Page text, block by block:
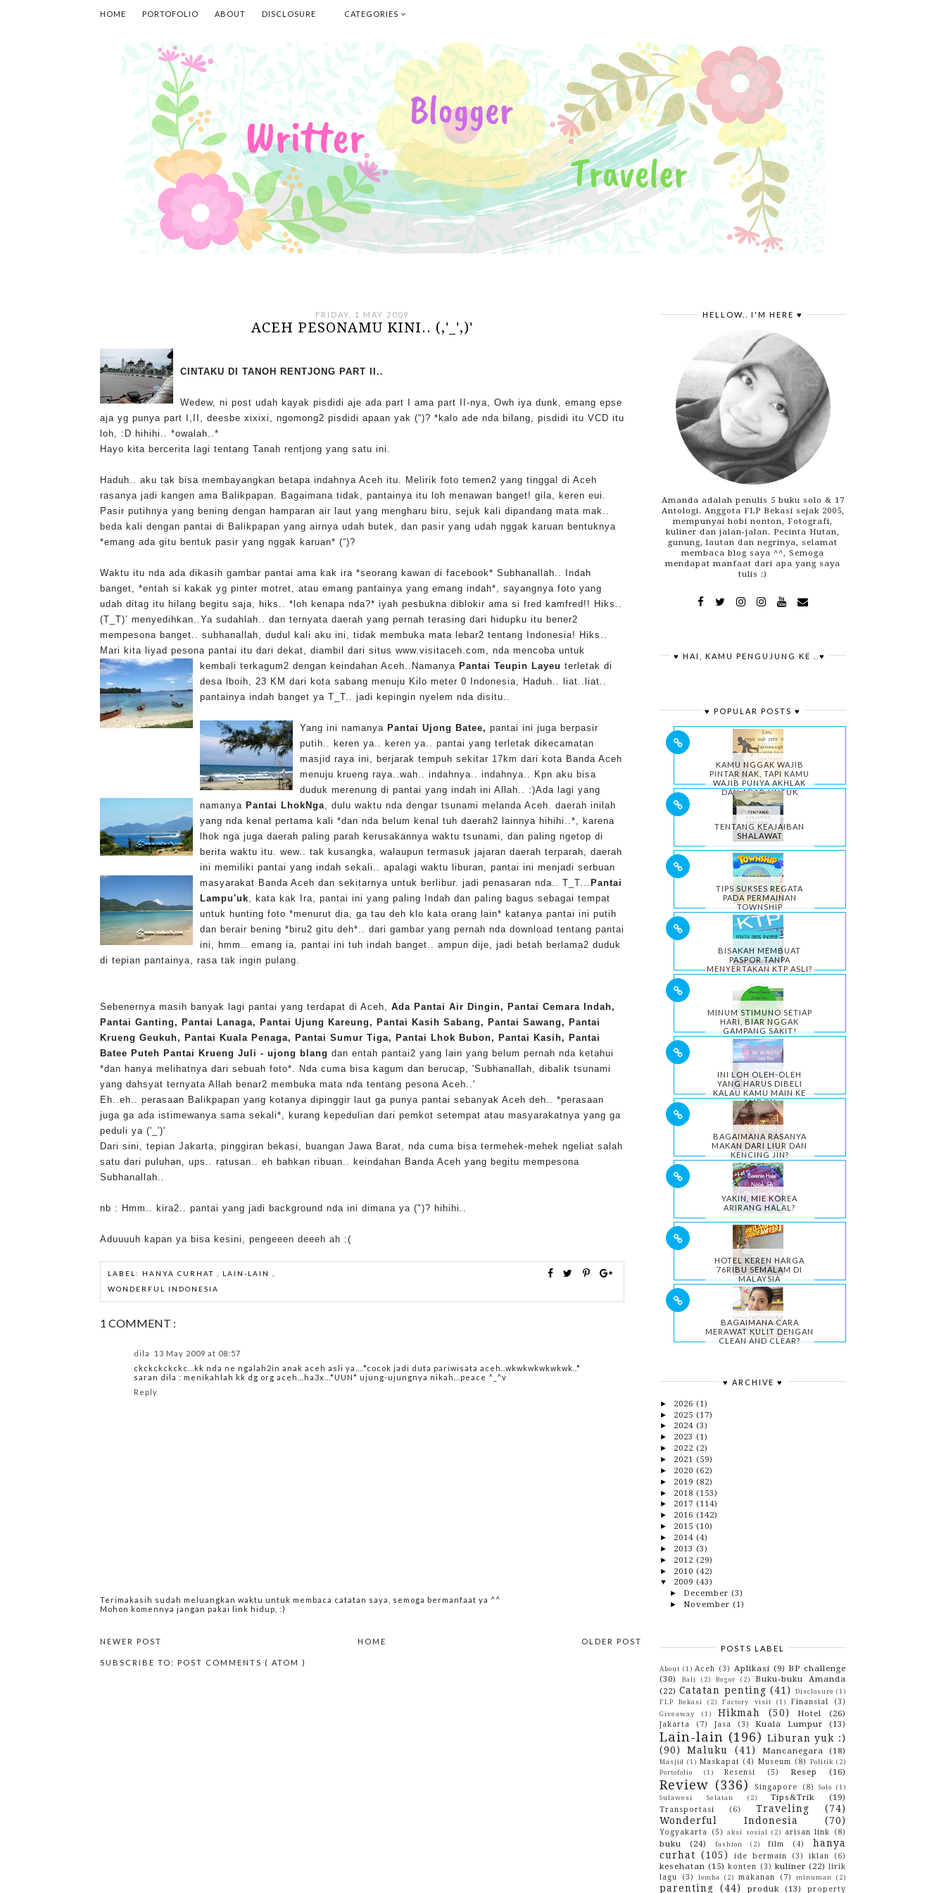
HOME PORTOFOLIO ABOUT DISCLOSURE CATEGORIES
FRIDAY, 1 MAY 2009
ACEH PESONAMU KINI.. (,'_',)'
CINTAKU DI TANOH RENTJONG PART II..
Wedew, ni post udah kayak pisdidi aje ada part I ama part II-nya, Owh iya dunk, emang epse
aja yg punya part I,II, deesbe xixixi, ngomong2 pisdidi apaan yak (“)? *kalo ade nda bilang, pisdidi itu VCD itu
loh, :D hihihi.. *owalah..*
Hayo kita bercerita lagi tentang Tanah rentjong yang satu ini.
Haduh.. aku tak bisa membayangkan betapa indahnya Aceh itu. Melirik foto temen2 yang tinggal di Aceh
rasanya jadi kangen ama Balikpapan. Bagaimana tidak, pantainya itu loh menawan banget! gila, keren eui.
Pasir putihnya yang bening dengan hamparan air laut yang mengharu biru, sejuk kali dipandang mata mak..
beda kali dengan pantai di Balikpapan yang airnya udah butek, dan pasir yang udah nggak karuan bentuknya
*emang ada gitu bentuk pasir yang nggak karuan* (“)?
Waktu itu nda ada dikasih gambar pantai ama kak ira *seorang kawan di facebook* Subhanallah.. Indah
banget, *entah si kakak yg pinter motret, atau emang pantainya yang emang indah*, sayangnya foto yang
udah ditag itu hilang begitu saja, hiks.. *loh kenapa nda?* iyah pesbukna diblokir ama si fred kamfred!! Hiks..
(T_T)’ menyedihkan..Ya sudahlah.. dan ternyata daerah yang pernah terasing dari hidupku itu bener2
mempesona banget.. subhanallah, dudul kali aku ini, tidak membuka mata lebar2 tentang Indonesia! Hiks..
Mari kita liyad pesona pantai itu dari dekat, diambil dari situs www.visitaceh.com, nda mencoba untuk
kembali terkagum2 dengan keindahan Aceh.. Namanya Pantai Teupin Layeu terletak di
desa lboih, 23 KM dari kota sabang menuju Kilo meter 0 Indonesia, Haduh.. liat..liat..
pantainya indah banget ya T_T.. jadi kepingin nyelem nda disitu..
Yang ini namanya Pantai Ujong Batee, pantai ini juga berpasir
putih.. keren ya.. keren ya.. pantai yang terletak dikecamatan
masjid raya ini, berjarak tempuh sekitar 17km dari kota Banda Aceh
menuju krueng raya..wah.. indahnya.. indahnya.. Kpn aku bisa
duduk merenung di pantai yang indah ini Allah.. :)Ada lagi yang
namanya Pantai LhokNga , dulu waktu nda dengar tsunami melanda Aceh. daerah inilah
yang nda kenal pertama kali *dan nda belum kenal tuh daerah2 lainnya hihihi..*, karena
lhok nga juga daerah paling parah kerusakannya waktu tsunami, dan paling ngetop di
berita waktu itu. wew.. tak kusangka, walaupun termasuk jajaran daerah terparah, daerah
ini memiliki pantai yang indah sekali.. apalagi waktu liburan, pantai ini menjadi serbuan
masyarakat Banda Aceh dan sekitarnya untuk berlibur. jadi penasaran nda.. T_T... Pantai
Lampu'uk , kata kak Ira, pantai ini yang paling Indah dan paling bagus sebagai tempat
untuk hunting foto *menurut dia, ga tau deh klo kata orang lain* katanya pantai ini putih
dan berair bening *biru2 gitu deh*.. dari gambar yang pernah nda download tentang pantai
ini, hmm.. emang ia, pantai ini tuh indah banget.. ampun dije, jadi betah berlama2 duduk
di tepian pantainya, rasa tak ingin pulang.
Sebenernya masih banyak lagi pantai yang terdapat di Aceh, Ada Pantai Air Dingin, Pantai Cemara Indah,
Pantai Ganting, Pantai Lanaga, Pantai Ujung Kareung, Pantai Kasih Sabang, Pantai Sawang, Pantai
Krueng Geukuh, Pantai Kuala Penaga, Pantai Sumur Tiga, Pantai Lhok Bubon, Pantai Kasih, Pantai
Batee Puteh Pantai Krueng Juli - ujong blang dan entah pantai2 yang lain yang belum pernah nda ketahui
*dan hanya melihatnya dari sebuah foto*. Nda cuma bisa kagum dan berucap, 'Subhanallah, dibalik tsunami
yang dahsyat ternyata Allah benar2 membuka mata nda tentang pesona Aceh..'
Eh..eh.. perasaan Balikpapan yang kotanya dipinggir laut ga punya pantai sebanyak Aceh deh.. *perasaan
juga ga ada istimewanya sama sekali*, kurang kepedulian dari pemkot setempat atau masyarakatnya yang ga
peduli ya ('_')'
Dari sini, tepian Jakarta, pinggiran bekasi, buangan Jawa Barat, nda cuma bisa termehek-mehek ngeliat salah
satu dari puluhan, ups.. ratusan.. eh bahkan ribuan.. keindahan Banda Aceh yang begitu mempesona
Subhanallah..
nb : Hmm.. kira2.. pantai yang jadi background nda ini dimana ya (")? hihihi..
Aduuuuh kapan ya bisa kesini, pengeeen deeeh ah :(
LABEL: HANYA CURHAT LAIN-LAIN
WONDERFUL INDONESIA
1 COMMENT :
dila
13 May 2009 at 08:57
ckckckckckc...kk nda ne ngalah2in anak aceh asli ya....*cocok jadi duta pariwisata aceh..wkwkwkwkwkwk..*
saran dila : menikahlah kk dg org aceh...ha3x...*UUN* ujung-ujungnya nikah...peace ^_^v
Reply
Terimakasih sudah meluangkan waktu untuk membaca catatan saya, semoga bermanfaat ya ^^
Mohon komennya jangan pakai link hidup, :)
NEWER POST OLDER POST
HOME
SUBSCRIBE TO: POST COMMENTS ( ATOM )
HELLOW.. I'M HERE ♥
Amanda adalah penulis 5 buku solo & 17
Antologi. Anggota FLP Bekasi sejak 2005,
mempunyai hobi nonton, Fotografi,
kuliner dan jalan-jalan. Pecinta Hutan,
gunung, lautan dan negrinya, selamat
membaca blog saya ^^, Semoga
mendapat manfaat dari apa yang saya
tulis :)
♥ HAI, KAMU PENGUJUNG KE ..♥
♥ POPULAR POSTS ♥
KAMU NGGAK WAJIB
PINTAR NAK, TAPI KAMU
WAJIB PUNYA AKHLAK
DAN ADAB UNTUK
HIDUPMU.
TENTANG KEAJAIBAN
SHALAWAT
TIPS SUKSES REGATA
PADA PERMAINAN
TOWNSHIP
BISAKAH MEMBUAT
PASPOR TANPA
MENYERTAKAN KTP ASLI?
MINUM STIMUNO SETIAP
HARI, BIAR NGGAK
GAMPANG SAKIT!
INI LOH OLEH-OLEH
YANG HARUS DIBELI
KALAU KAMU MAIN KE
AMBON
BAGAIMANA RASANYA
MAKAN DARI LIUR DAN
KENCING JIN?
YAKIN, MIE KOREA
ARIRANG HALAL?
HOTEL KEREN HARGA
76RIBU SEMALAM DI
MALAYSIA
BAGAIMANA CARA
MERAWAT KULIT DENGAN
CLEAN AND CLEAR?
♥ ARCHIVE ♥
► 2026 (1)
► 2025 (17)
► 2024 (3)
► 2023 (1)
► 2022 (2)
► 2021 (59)
► 2020 (62)
► 2019 (82)
► 2018 (153)
► 2017 (114)
► 2016 (142)
► 2015 (10)
► 2014 (4)
► 2013 (3)
► 2012 (29)
► 2010 (42)
▼ 2009 (43)
► December (3)
► November (1)
▼May(20)
Dunia ni gilak sudah!!
Pesbuk haram?? wew.. sumpe lw.. :p
Yang tak lekang oleh waktu..
Fotoku keyen tekayi.. \:D/ *norak*
Kenapa Amerika perlu mikir 2x
untuk menyerang Indo...
Rahasia Kecerdasan Orang Yahudi
Hah?? Award!! oh My god... wew...
^_^
PENEMUAN TERBARU MENGENAI
KANKER HATI
Cinta Allah Kepada Hamba-Nya
Allah S.W.T. Bersama Hamba Yang
Mengingat Dan Meny...
Remehkan Perkara kecil! berani...
(-0-0-)!
Ajari Aku ^_^
Tiga Tingkat Kesabaran :)
POSTS LABEL
About (1) Aceh (3) Aplikasi (9) BP challenge
(30)
Bali (2) Bogor (2)
Buku-buku Amanda
(22) Catatan penting (41) Disclosure (1)
FLP Bekasi
(2) Factory visit (1) Finansial (3)
Giveaway (1) Hikmah (50) Hotel (26)
Jakarta (7) Jasa (3) Kuala Lumpur (13)
Lain-lain (196) Liburan yuk :)
(90)
Maluku (41) Mancanegara (18)
Masjid (1) Maskapai (4) Museum (8) Politik (2)
Portofolio
(1) Resensi (5) Resep (16)
Review (336) Singapore (8) Solo
(1)
Sulawesi Selatan
(2) Tips&Trik (19)
Transportasi (6) Traveling
(74)
Wonderful Indonesia
(70)
Yogyakarta (5) aksi sosial (2) arisan link (8)
buku (24) fashion (2) film (4)
hanya
curhat (105) ide bermain (3) iklan (6)
kesehatan (15) konten (3) kuliner (22) lirik
lagu
(3) lomba (2) makanan (7) minuman (2)
parenting (44) produk (13)
property